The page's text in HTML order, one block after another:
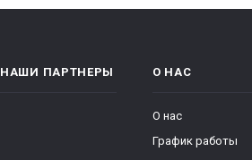
НАШИ ПАРТНЕРЫ О НАС
О нас
График работы